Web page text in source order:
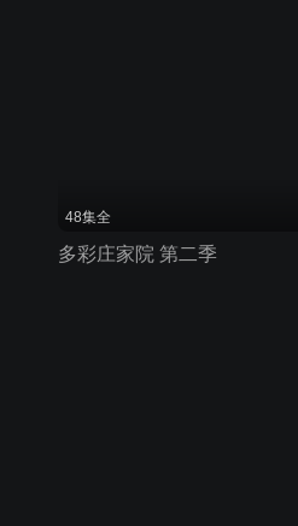
48集全
多彩庄家院 第二季